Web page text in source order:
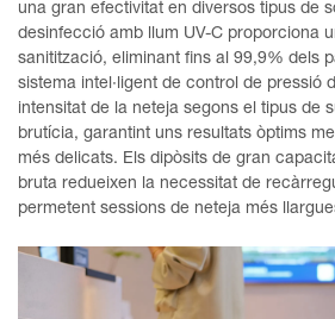
una gran efectivitat en diversos tipus de
desinfecció amb llum UV-C proporciona
sanitització, eliminant fins al 99,9% dels
sistema intel·ligent de control de pressió
intensitat de la neteja segons el tipus de
brutícia, garantint uns resultats òptims
més delicats. Els dipòsits de gran
bruta redueixen la necessitat de
permetent sessions de neteja més